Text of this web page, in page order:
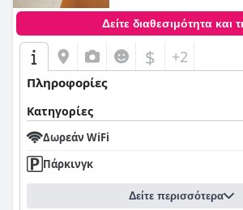
Δείτε διαθεσιμότητα και
$ +2
Πληροφορίες
Κατηγορίες
Δωρεάν WiFi
Πάρκινγκ
Δείτε περισσότερα